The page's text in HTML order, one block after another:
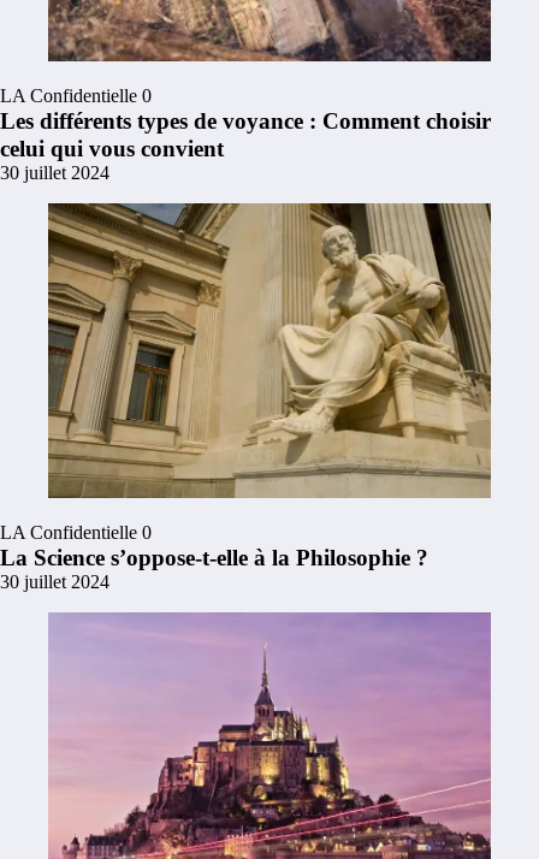
LA Confidentielle 0
Les différents types de voyance : Comment choisir
celui qui vous convient
30 juillet 2024
LA Confidentielle 0
La Science s’oppose-t-elle à la Philosophie ?
30 juillet 2024